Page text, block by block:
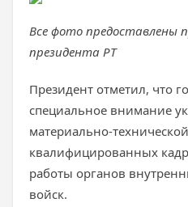
Все фото предоставлены
президента РТ
Президент отметил, что
специальное внимание
материально-
квалифицированных
работы органов
войск.